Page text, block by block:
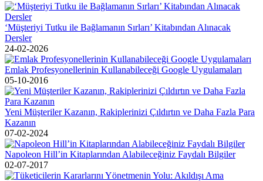
‘Müşteriyi Tutku ile Bağlamanın Sırları’ Kitabından Alınacak
Dersler
24-02-2026
Emlak Profesyonellerinin Kullanabileceği Google Uygulamaları
05-10-2016
Yeni Müşteriler Kazanın, Rakiplerinizi Çıldırtın ve Daha Fazla Para
Kazanın
07-02-2024
Napoleon Hill’in Kitaplarından Alabileceğiniz Faydalı Bilgiler
02-07-2017